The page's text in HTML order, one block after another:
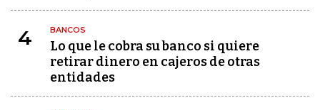
4 BANCOS
Lo que le cobra su banco si quiere
retirar dinero en cajeros de otras
entidades